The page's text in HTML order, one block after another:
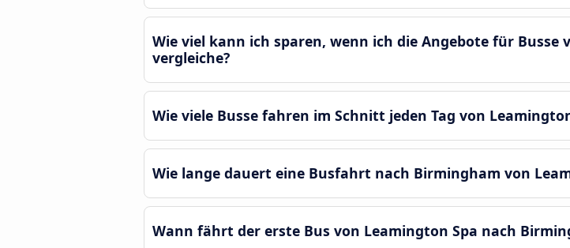
Wie viel kann ich sparen, wenn ich die Angebote für
vergleiche?
Wie viele Busse fahren im Schnitt jeden Tag von
Wie lange dauert eine Busfahrt nach Birmingham von
Wann fährt der erste Bus von Leamington Spa nach